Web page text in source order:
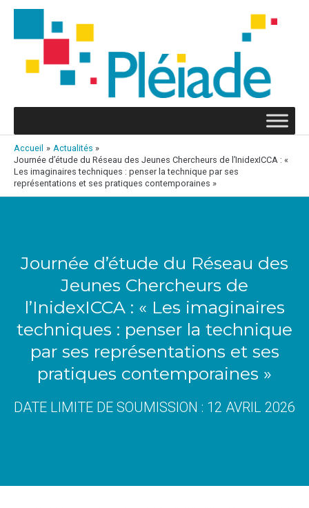
Aller
contenu
Accueil
Actualités
Journée d’étude du Réseau des Jeunes Chercheurs de l’InidexICCA : «
Les imaginaires techniques : penser la technique par ses
représentations et ses pratiques contemporaines »
Journée d’étude du Réseau des
Jeunes Chercheurs de
l’InidexICCA : « Les imaginaires
techniques : penser la technique
par ses représentations et ses
pratiques contemporaines »
DATE LIMITE DE SOUMISSION : 12 AVRIL 2026